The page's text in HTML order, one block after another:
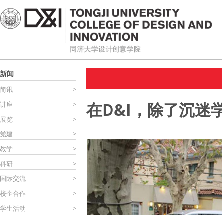
新闻
简讯
>
讲座
>
展览
>
党建
>
教学
>
科研
>
国际交流
>
校企合作
>
学生活动
>
在D&I，除了沉迷